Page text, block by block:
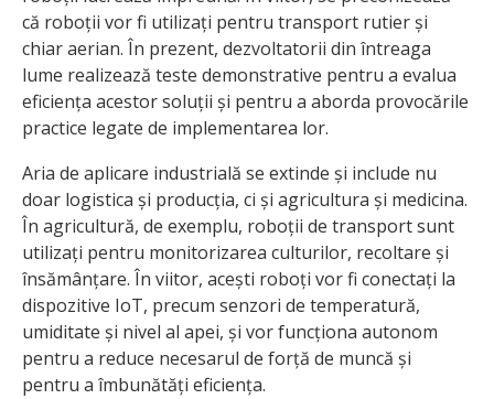
că roboții vor fi utilizați pentru transport rutier și
chiar aerian. În prezent, dezvoltatorii din întreaga
lume realizează teste demonstrative pentru a evalua
eficiența acestor soluții și pentru a aborda provocările
practice legate de implementarea lor.
Aria de aplicare industrială se extinde și include nu
doar logistica și producția, ci și agricultura și medicina.
În agricultură, de exemplu, roboții de transport sunt
utilizați pentru monitorizarea culturilor, recoltare și
însămânțare. În viitor, acești roboți vor fi conectați la
dispozitive IoT, precum senzori de temperatură,
umiditate și nivel al apei, și vor funcționa autonom
pentru a reduce necesarul de forță de muncă și
pentru a îmbunătăți eficiența.